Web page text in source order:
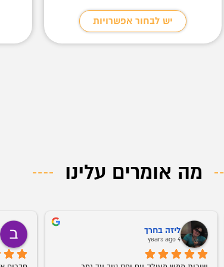
יש לבחור אפשרויות
מה אומרים עלינו
ליזה בחרך
4 years ago